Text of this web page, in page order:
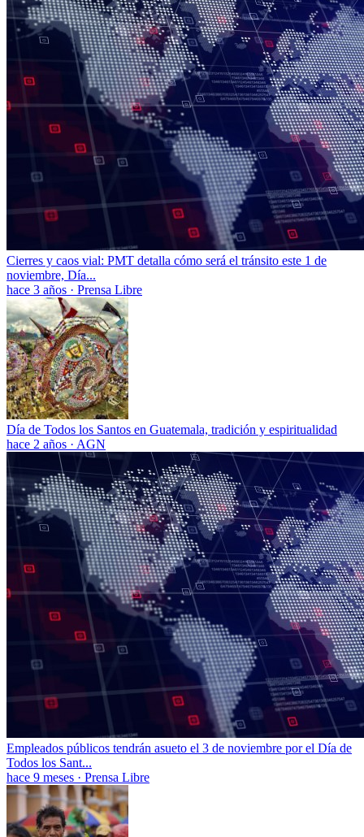
Cierres y caos vial: PMT detalla cómo será el tránsito este 1 de
noviembre, Día...
hace 3 años · Prensa Libre
Día de Todos los Santos en Guatemala, tradición y espiritualidad
hace 2 años · AGN
Empleados públicos tendrán asueto el 3 de noviembre por el Día de
Todos los Sant...
hace 9 meses · Prensa Libre